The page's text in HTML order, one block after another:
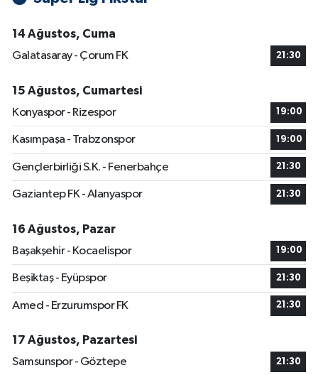
14 Ağustos, Cuma
Galatasaray - Çorum FK
21:30
15 Ağustos, Cumartesi
Konyaspor - Rizespor
19:00
Kasımpaşa - Trabzonspor 19:00
Gençlerbirliği S.K. - Fenerbahçe 21:30
Gaziantep FK - Alanyaspor 21:30
16 Ağustos, Pazar
Başakşehir - Kocaelispor
19:00
Beşiktaş - Eyüpspor 21:30
Amed - Erzurumspor FK 21:30
17 Ağustos, Pazartesi
Samsunspor - Göztepe
21:30